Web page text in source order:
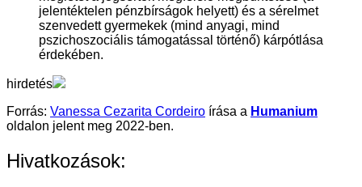
jelentéktelen pénzbírságok helyett) és a sérelmet
szenvedett gyermekek (mind anyagi, mind
pszichoszociális támogatással történő) kárpótlása
érdekében.
hirdetés
Forrás: Vanessa Cezarita Cordeiro írása a Humanium
oldalon jelent meg 2022-ben.
Hivatkozások: